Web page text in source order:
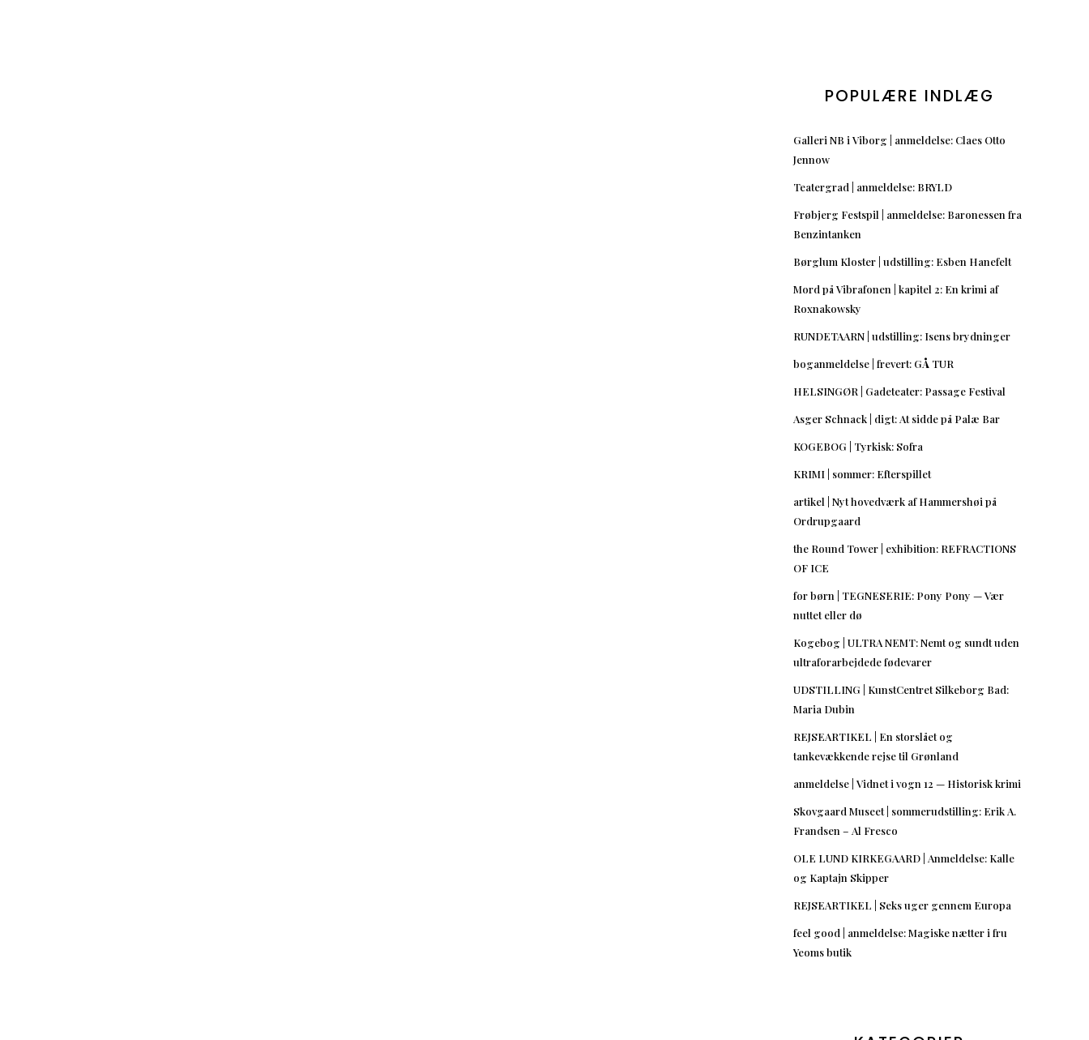
POPULÆRE INDLÆG
Galleri NB i Viborg | anmeldelse: Claes Otto
Jennow
Teatergrad | anmeldelse: BRYLD
Frøbjerg Festspil | anmeldelse: Baronessen fra
Benzintanken
Børglum Kloster | udstilling: Esben Hanefelt
Mord på Vibrafonen | kapitel 2: En krimi af
Roxnakowsky
RUNDETAARN | udstilling: Isens brydninger
boganmeldelse | frevert: GÅ TUR
HELSINGØR | Gadeteater: Passage Festival
Asger Schnack | digt: At sidde på Palæ Bar
KOGEBOG | Tyrkisk: Sofra
KRIMI | sommer: Efterspillet
artikel | Nyt hovedværk af Hammershøi på
Ordrupgaard
the Round Tower | exhibition: REFRACTIONS
OF ICE
for børn | TEGNESERIE: Pony Pony — Vær
nuttet eller dø
Kogebog | ULTRA NEMT: Nemt og sundt uden
ultraforarbejdede fødevarer
UDSTILLING | KunstCentret Silkeborg Bad:
Maria Dubin
REJSEARTIKEL | En storslået og
tankevækkende rejse til Grønland
anmeldelse | Vidnet i vogn 12 — Historisk krimi
Skovgaard Museet | sommerudstilling: Erik A.
Frandsen – Al Fresco
OLE LUND KIRKEGAARD | Anmeldelse: Kalle
og Kaptajn Skipper
REJSEARTIKEL | Seks uger gennem Europa
feel good | anmeldelse: Magiske nætter i fru
Yeoms butik